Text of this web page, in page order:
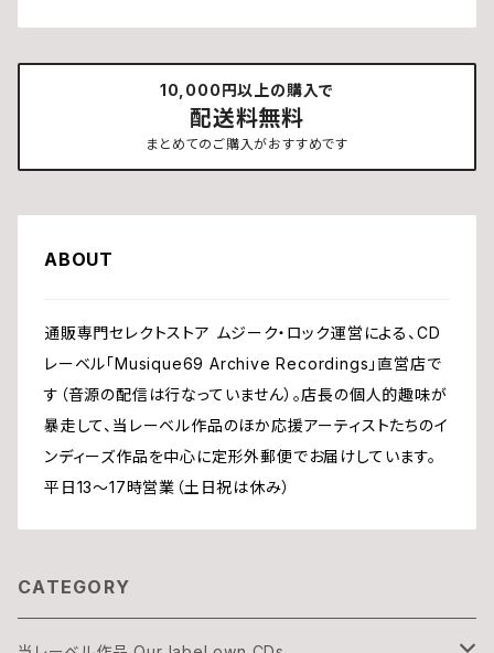
10,000円以上の購入で
配送料無料
まとめてのご購入がおすすめです
ABOUT
通販専門セレクトストア ムジーク・ロック運営による、CD
レーベル「Musique69 Archive Recordings」直営店で
す（音源の配信は行なっていません）。店長の個人的趣味が
暴走して、当レーベル作品のほか応援アーティストたちのイ
ンディーズ作品を中心に定形外郵便でお届けしています。
平日13〜17時営業（土日祝は休み）
CATEGORY